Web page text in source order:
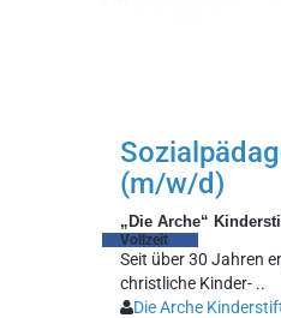
(m/w/d)
„Die Arche“
Vollzeit
Seit über 30 Jahren
christliche Kinder- ..
Die Arche